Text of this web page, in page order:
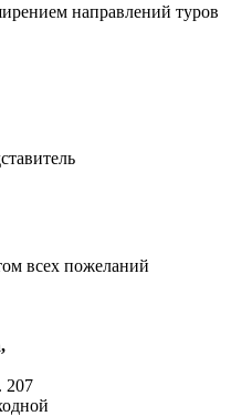
направлений туров
всех пожеланий
207